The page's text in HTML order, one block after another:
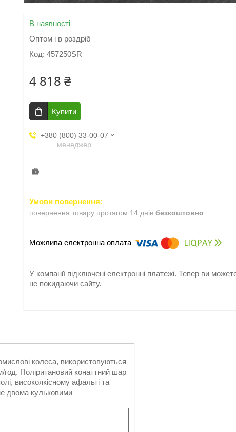
В наявності
Оптом і в роздріб
Код: 457250SR
4 818 ₴
Купити
+380 (800) 33-00-07
менеджер
повернення товару протягом 14 днів безкоштовно
У компанії підключені електронні платежі. Тепер ви
не покидаючи сайту.
колеса, використовуються
Поліритановий конаттний шар
високоякісному афальті та
двома кульковими